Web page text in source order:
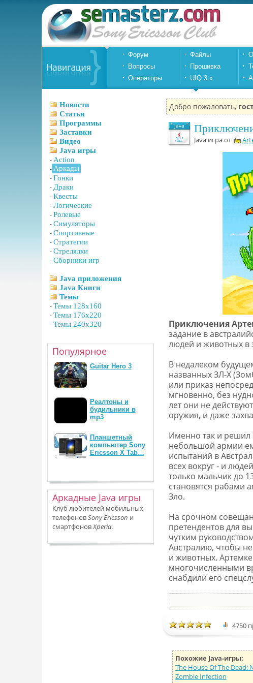
Форум
Вопросы
Операторы
Файлы
Прошивка
UIQ 3.x
Добро пожаловать,
Java
Java игра от
Приключения
задание в
людей и животных в
В недалеком
названных ЗЛ-Х
или приказ
мгновенно, без
лет они не
оружия, и даже
Именно так и
небольшой армии
испытаний в
всех вокруг - и
только мальчик до
становятся рабами
Зло.
На срочном
претендентов для
чутким
Австралию, чтобы
и животных.
многочисленными
снабдили его
4750
Похожие Java-игры:
The House Of The Dead:
Zombie Infection
Новости
Статьи
Программы
Заставки
Видео
Java игры
- Action
- Аркады
-Гонки
- Драки
-Квесты
-Логические
-Ролевые
-Симуляторы
-Спортивные
-Стратегии
-Стрелялки
-Сборники игр
Java приложения
Java Книги
Темы
-Темы 128x160
-Темы 176x220
-Темы 240x320
Популярное
Guitar Hero 3
Реалтоны и
будильники в
mp3
Планшетный
компьютер Sony
Ericsson X Tab…
Аркадные Java игры
Клуб любителей мобильных
телефоновSony Ericsson и
смартфоновXperia.